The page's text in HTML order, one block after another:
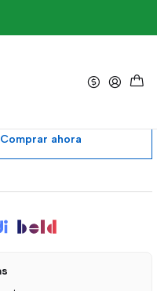
g Fiore
Comprar ahora